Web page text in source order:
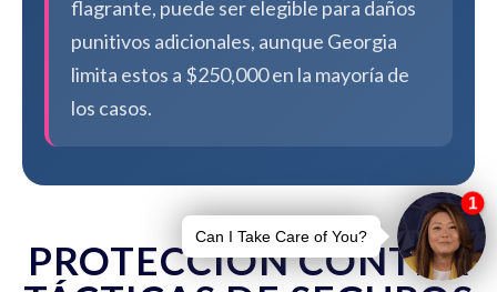
flagrante, puede ser elegible para daños
punitivos adicionales, aunque Georgia
limita estos a $250,000 en la mayoría de
los casos.
PROTECCIÓN CONTRA